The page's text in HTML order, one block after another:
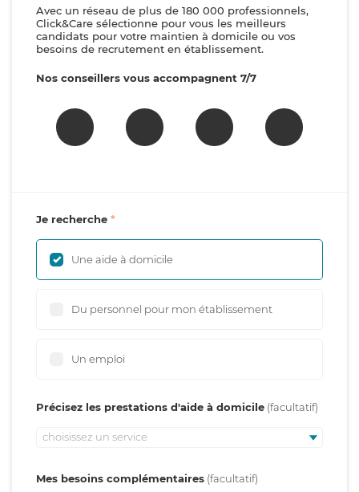
Avec un réseau de plus de 180 000 professionnels,
Click&Care sélectionne pour vous les meilleurs
candidats pour votre maintien à domicile ou vos
besoins de recrutement en établissement.
Nos conseillers vous accompagnent 7/7
Je recherche
Une aide à domicile
Du personnel pour mon établissement
Un emploi
Précisez les prestations d'aide à domicile
choisissez un service
Mes besoins complémentaires